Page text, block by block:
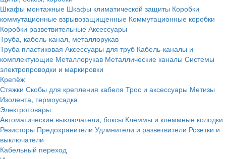
Шкафы монтажные Шкафы климатической защиты Коробки
коммутационные взрывозащищенные Коммутационные коробки
Коробки разветвительные Аксессуары
Труба, кабель-канал, металлорукав
Труба пластиковая Аксессуары для труб Кабель-каналы и
комплектующие Металлорукав Металлические каналы Системы
электропроводки и маркировки
Крепёж
Стяжки Скобы для крепления кабеля Трос и аксессуары Метизы
Изолента, термоусадка
Электротовары
Автоматические выключатели, боксы Клеммы и клеммные колодки
Резисторы Предохранители Удлинители и разветвители Розетки и
выключатели
Кабельный переход